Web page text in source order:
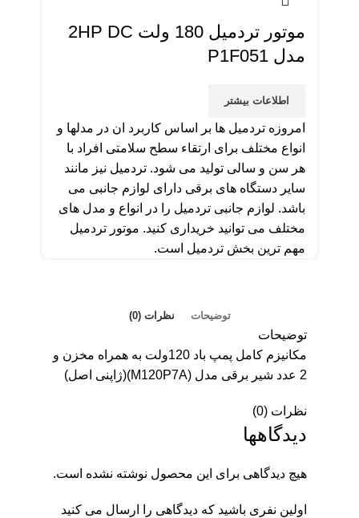
موتور تردمیل 180 ولت 2HP DC
مدل P1F051
اطلاعات بیشتر
امروزه تردمیل ها بر اساس کاربرد ان در مدلها و
انواع مختلف برای ارتقاء سطح سلامتی افراد با
هر سن و سالی تولید می شود. تردمیل نیز مانند
سایر دستگاه های برقی دارای لوازم جانبی می
باشد. لوازم جانبی تردمیل را در انواع و مدل های
مختلف می توانید خریداری کنید. موتور تردمیل
مهم ترین بخش تردمیل است.
توضیحات نظرات (0)
توضیحات
مکانیزم کامل پمپ باد 120ولت به همراه مخزن و
2 عدد شیر برقی مدل (M120P7A)(ژاپنی اصل)
نظرات (0)
دیدگاهها
هیچ دیدگاهی برای این محصول نوشته نشده است.
اولین نفری باشید که دیدگاهی را ارسال می کنید